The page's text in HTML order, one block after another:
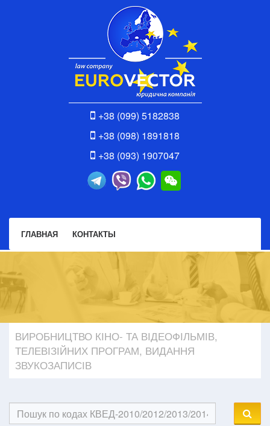
+38 (099) 5182838
+38 (098) 1891818
+38 (093) 1907047
ГЛАВНАЯ КОНТАКТЫ
ВИРОБНИЦТВО КІНО- ТА ВІДЕОФІЛЬМІВ,
ТЕЛЕВІЗІЙНИХ ПРОГРАМ, ВИДАННЯ
ЗВУКОЗАПИСІВ